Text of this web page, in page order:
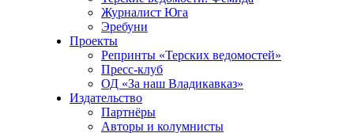
Журналист Юга
Эребуни
Проекты
Репринты «Терских ведомостей»
Пресс-клуб
ОД «За наш Владикавказ»
Издательство
Партнёры
Авторы и колумнисты